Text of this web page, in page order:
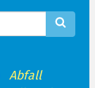
Abfall